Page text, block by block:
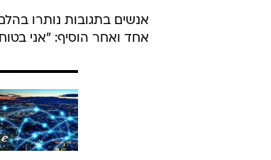
אנשים בתגובות נותרו
אחד ואחר הוסיף: "אני בטוח בכמעט 100% שזה קורה בכל